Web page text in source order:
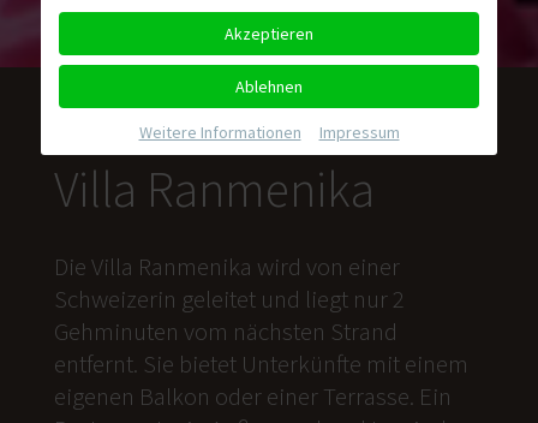
Villa Ranmenika
Die Villa Ranmenika wird von einer
Schweizerin geleitet und liegt nur 2
Gehminuten vom nächsten Strand
entfernt. Sie bietet Unterkünfte mit einem
eigenen Balkon oder einer Terrasse. Ein
Akzeptieren
Ablehnen
Weitere Informationen Impressum